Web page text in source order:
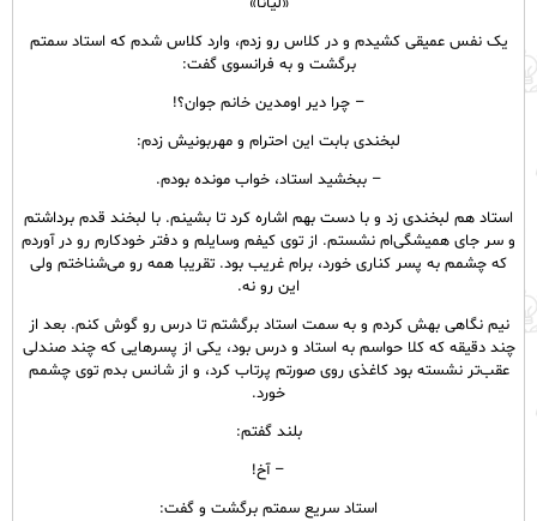
یک نفس عمیقی کشیدم و در کلاس رو زدم، وارد کلاس شدم که استاد سمتم
برگشت و به فرانسوی گفت:
– چرا دیر اومدین خانم جوان؟!
لبخندی بابت این احترام و مهربونیش زدم:
– ببخشید استاد، خواب مونده بودم.
استاد هم لبخندی زد و با دست بهم اشاره کرد تا بشینم. با لبخند قدم برداشتم
و سر جای همیشگی‌ام نشستم. از توی کیفم وسایلم و دفتر خودکارم رو در آوردم
که چشمم به پسر کناری خورد، برام غریب بود. تقریبا همه رو می‌شناختم ولی
این رو نه.
نیم نگاهی بهش کردم و به سمت استاد برگشتم تا درس رو گوش کنم. بعد از
چند دقیقه که کلا حواسم به استاد و درس بود، یکی از پسرهایی که چند صندلی
عقب‌تر نشسته بود کاغذی روی صورتم پرتاب کرد، و از شانس بدم توی چشمم
خورد.
بلند گفتم:
– آخ!
استاد سریع سمتم برگشت و گفت: